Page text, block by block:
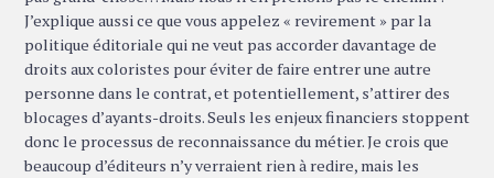
J’explique aussi ce que vous appelez « revirement » par la
politique éditoriale qui ne veut pas accorder davantage de
droits aux coloristes pour éviter de faire entrer une autre
personne dans le contrat, et potentiellement, s’attirer des
blocages d’ayants-droits. Seuls les enjeux financiers stoppent
donc le processus de reconnaissance du métier. Je crois que
beaucoup d’éditeurs n’y verraient rien à redire, mais les